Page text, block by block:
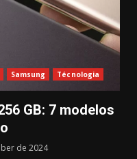
Samsung Técnologia
GB: 7 modelos
de 2024